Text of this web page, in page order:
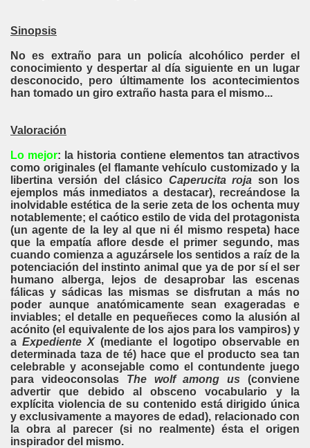
Sinopsis
No es extraño para un policía alcohólico perder el
conocimiento y despertar al día siguiente en un lugar
desconocido, pero últimamente los acontecimientos
han tomado un giro extraño hasta para el mismo...
Valoración
Lo mejor: la historia contiene elementos tan atractivos
como originales (el flamante vehículo customizado y la
libertina versión del clásico Caperucita roja son los
ejemplos más inmediatos a destacar), recreándose la
inolvidable estética de la serie zeta de los ochenta muy
notablemente; el caótico estilo de vida del protagonista
(un agente de la ley al que ni él mismo respeta) hace
que la empatía aflore desde el primer segundo, mas
cuando comienza a aguzársele los sentidos a raíz de la
potenciación del instinto animal que ya de por sí el ser
humano alberga, lejos de desaprobar las escenas
fálicas y sádicas las mismas se disfrutan a más no
poder aunque anatómicamente sean exageradas e
inviables; el detalle en pequeñeces como la alusión al
acónito (el equivalente de los ajos para los vampiros) y
aExpediente X(mediante el logotipo observable en
determinada taza de té) hace que el producto sea tan
celebrable y aconsejable como el contundente juego
para videoconsolas The wolf among us(conviene
advertir que debido al obsceno vocabulario y la
explícita violencia de su contenido está dirigido única
y exclusivamente a mayores de edad), relacionado con
la obra al parecer (si no realmente) ésta el origen
inspirador del mismo.